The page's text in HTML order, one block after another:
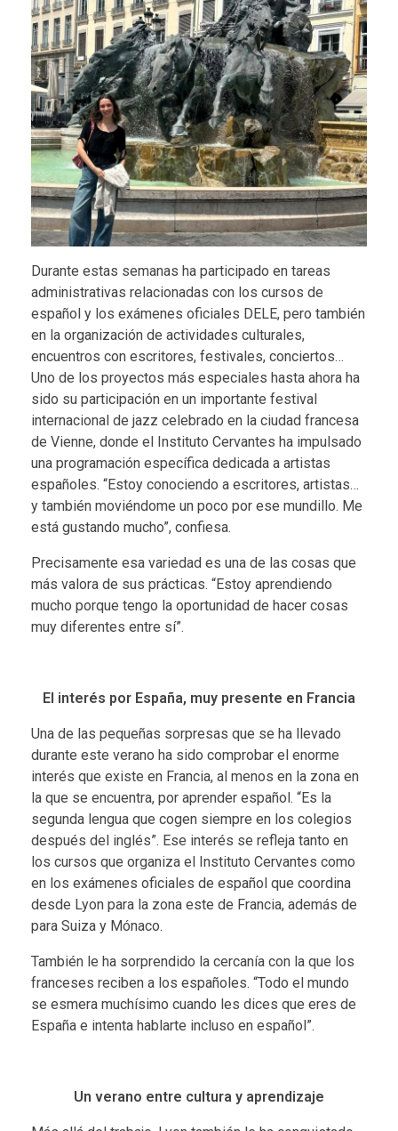
Durante estas semanas ha participado en tareas
administrativas relacionadas con los cursos de
español y los exámenes oficiales DELE, pero también
en la organización de actividades culturales,
encuentros con escritores, festivales, conciertos…
Uno de los proyectos más especiales hasta ahora ha
sido su participación en un importante festival
internacional de jazz celebrado en la ciudad francesa
de Vienne, donde el Instituto Cervantes ha impulsado
una programación específica dedicada a artistas
españoles. “Estoy conociendo a escritores, artistas…
y también moviéndome un poco por ese mundillo. Me
está gustando mucho”, confiesa.
Precisamente esa variedad es una de las cosas que
más valora de sus prácticas. “Estoy aprendiendo
mucho porque tengo la oportunidad de hacer cosas
muy diferentes entre sí”.
El interés por España, muy presente en Francia
Una de las pequeñas sorpresas que se ha llevado
durante este verano ha sido comprobar el enorme
interés que existe en Francia, al menos en la zona en
la que se encuentra, por aprender español. “Es la
segunda lengua que cogen siempre en los colegios
después del inglés”. Ese interés se refleja tanto en
los cursos que organiza el Instituto Cervantes como
en los exámenes oficiales de español que coordina
desde Lyon para la zona este de Francia, además de
para Suiza y Mónaco.
También le ha sorprendido la cercanía con la que los
franceses reciben a los españoles. “Todo el mundo
se esmera muchísimo cuando les dices que eres de
España e intenta hablarte incluso en español”.
Un verano entre cultura y aprendizaje